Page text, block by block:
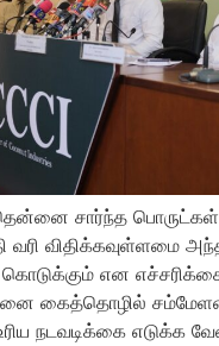
சார்ந்த பொருட்கள்
வரி விதிக்கவுள்ளமை
என
கைத்தொழில்
நடவடிக்கை எடுக்க